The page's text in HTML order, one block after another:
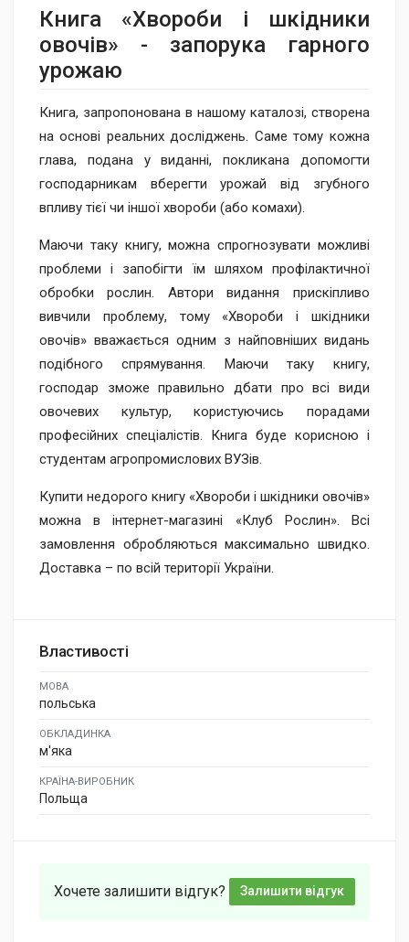
Книга «Хвороби ​і шкідники
овочів» - запорука гарного
урожаю
Книга, запропонована в нашому каталозі, створена
на основі реальних досліджень. Саме тому кожна
глава, подана у виданні, покликана допомогти
господарникам вберегти урожай від згубного
впливу тієї чи іншої хвороби (або комахи).
Маючи таку книгу, можна спрогнозувати можливі
проблеми і запобігти їм шляхом профілактичної
обробки рослин. Автори видання прискіпливо
вивчили проблему, тому «Хвороби і шкідники
овочів» вважається одним з найповніших видань
подібного спрямування. Маючи таку книгу,
господар зможе правильно дбати про всі види
овочевих культур, користуючись порадами
професійних спеціалістів. Книга буде корисною і
студентам агропромислових ВУЗів.
Купити недорого книгу «Хвороби і шкідники овочів»
можна в інтернет-магазині «Клуб Рослин». Всі
замовлення обробляються максимально швидко.
Доставка – по всій території України.
Властивості
МОВА
польська
ОБКЛАДИНКА
м'яка
КРАЇНА-ВИРОБНИК
Польща
Хочете залишити відгук? Залишити відгук